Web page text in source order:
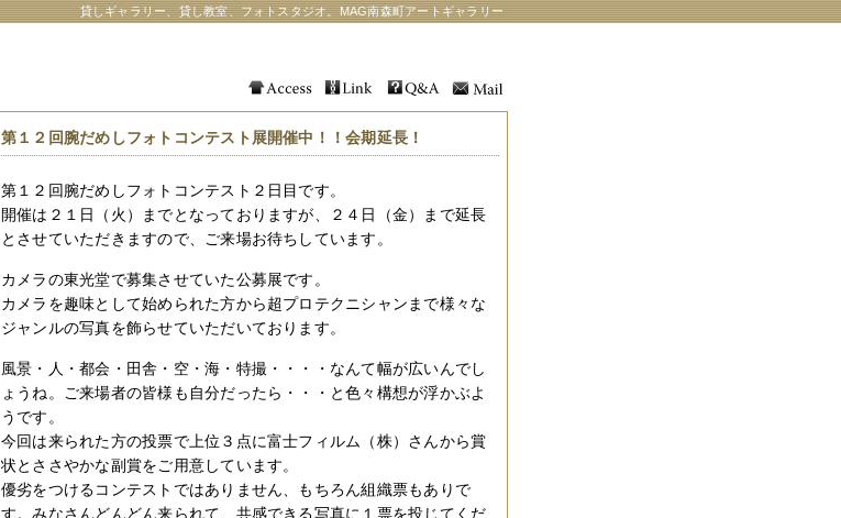
貸しギャラリー、貸し教室、フォトスタジオ。MAG南森町アートギャラリー
第１２回腕だめしフォトコンテスト展開催中！！会期延長！
第１２回腕だめしフォトコンテスト２日目です。
開催は２１日（火）までとなっておりますが、２４日（金）まで延長
とさせていただきますので、ご来場お待ちしています。
カメラの東光堂で募集させていた公募展です。
カメラを趣味として始められた方から超プロテクニシャンまで様々な
ジャンルの写真を飾らせていただいております。
風景・人・都会・田舎・空・海・特撮・・・・なんて幅が広いんでし
ょうね。ご来場者の皆様も自分だったら・・・と色々構想が浮かぶよ
うです。
今回は来られた方の投票で上位３点に富士フィルム（株）さんから賞
状とささやかな副賞をご用意しています。
優劣をつけるコンテストではありません、もちろん組織票もありで
す。みなさんどんどん来られて、共感できる写真に１票を投じてくだ